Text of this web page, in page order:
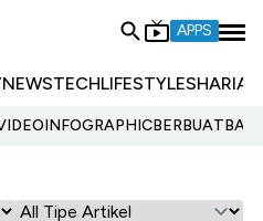
APPS
NEWSTECHLIFESTYLESHARIA
INFOGRAPHIC